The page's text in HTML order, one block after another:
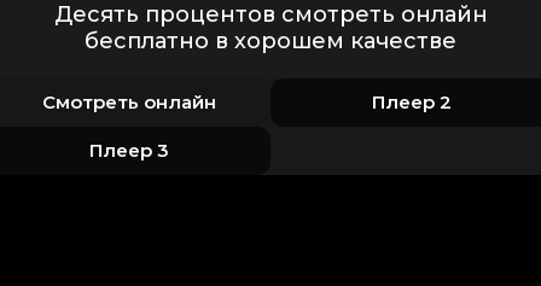
Десять процентов смотреть онлайн
бесплатно в хорошем качестве
Смотреть онлайн Плеер 2
Плеер 3